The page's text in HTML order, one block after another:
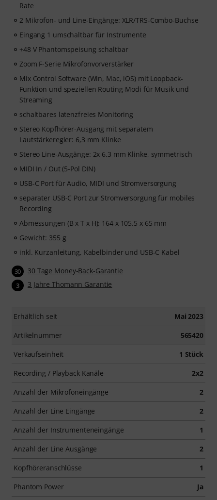
Rate
2 Mikrofon- und Line-Eingänge: XLR/TRS-Combo-Buchse
Eingang 1 umschaltbar für Instrumente
+48 V Phantomspeisung schaltbar
Zoom F-Serie Mikrofonvorverstärker
Mix Control Software (Win, Mac, iOS) mit Loopback-
Funktion und speziellen Routing-Modi für Musik und
Streaming
schaltbares latenzfreies Monitoring
Stereo Kopfhörer-Ausgang mit separatem
Lautstärkeregler: 6,3 mm Klinke
Stereo Line-Ausgänge: 2x 6,3 mm Klinke, symmetrisch
MIDI In / Out (5-Pol DIN)
USB-C Port für Audio, MIDI und Stromversorgung
separater USB-C Port zur Stromversorgung für mobiles
Recording
Abmessungen (B x T x H): 164 x 105.5 x 65 mm
Gewicht: 355 g
inkl. Kurzanleitung, Kabelbinder und USB-C Kabel
30 30 Tage Money-Back-Garantie
3 3 Jahre Thomann Garantie
Erhältlich seit Mai 2023
Artikelnummer 565420
Verkaufseinheit 1 Stück
Recording / Playback Kanäle 2x2
Anzahl der Mikrofoneingänge 2
Anzahl der Line Eingänge 2
Anzahl der Instrumenteneingänge 1
Anzahl der Line Ausgänge 2
Kopfhöreranschlüsse 1
Phantom Power Ja